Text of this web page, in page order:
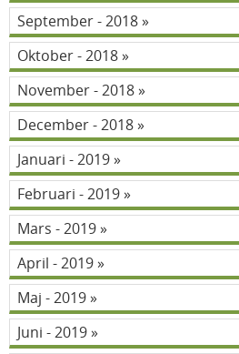
September - 2018
Oktober - 2018
November - 2018
December - 2018
Januari - 2019
Februari - 2019
Mars - 2019
April - 2019
Maj - 2019
Juni - 2019